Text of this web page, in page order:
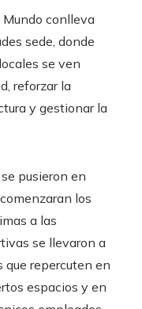
Mundo conlleva
sede, donde
se ven
reforzar la
y gestionar la
pusieron en
los
a las
se llevaron a
repercuten en
espacios y en